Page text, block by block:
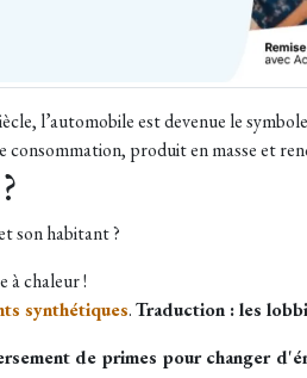
l’automobile est devenue le
produit en masse et
son habitant ?
à chaleur !
synthétiques.Traduction : les
de primes pour changer